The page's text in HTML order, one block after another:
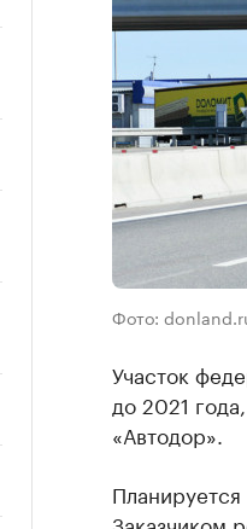
Фото:
Участок
до 2021
«Автодор».